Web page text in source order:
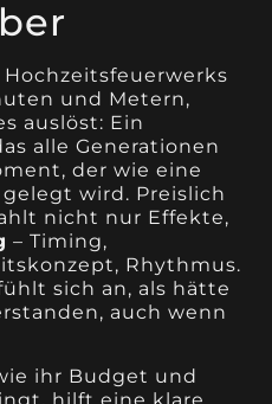
und Metern,
auslöst: Ein
alle Generationen
der wie eine
wird. Preislich
nicht nur Effekte,
– Timing,
Rhythmus.
sich an, als hätte
auch wenn
ihr Budget und